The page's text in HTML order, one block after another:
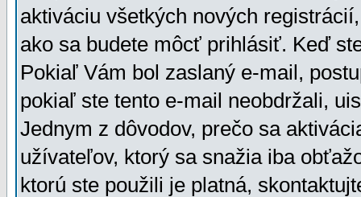
aktiváciu všetkých nových
ako sa budete môcť prihlásiť. Keď
Pokiaľ Vám bol zaslaný e-mail,
pokiaľ ste tento e-mail neobdržali,
Jednym z dôvodov, prečo sa
užívateľov, ktorý sa snažia iba
ktorú ste použili je platná,